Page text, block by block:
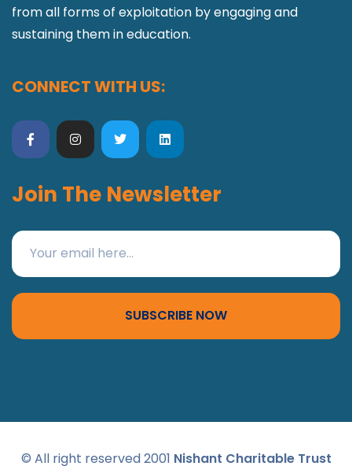
from all forms of exploitation by engaging and
sustaining them in education.
CONNECT WITH US:
Join The Newsletter
SUBSCRIBE NOW
© All right reserved 2001 Nishant Charitable Trust